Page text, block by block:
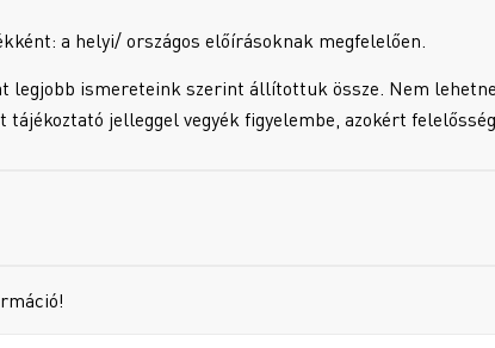
a helyi/ országos előírásoknak megfelelően.
ismereteink szerint állítottuk össze. Nem
jelleggel vegyék figyelembe, azokért